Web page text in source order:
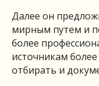
Далее он
мирным путем и
более
источникам
отбирать и